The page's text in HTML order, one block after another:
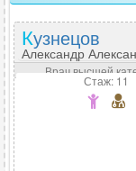
Кузнецов
Александр
Врач высшей
Стаж: 11